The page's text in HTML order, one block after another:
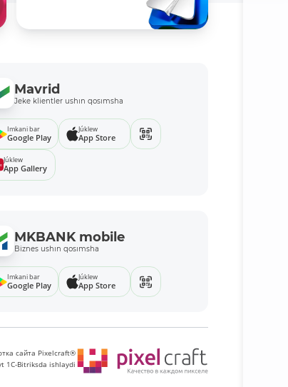
Mavrid
Jeke klientler ushın qosımsha
Imkani bar
Google Play
Júklew
App Store
Júklew
App Gallery
MKBANK mobile
Biznes ushın qosımsha
Imkani bar
Google Play
Júklew
App Store
сайта Pixelcraft®
1C-Bitriksda ishlaydi